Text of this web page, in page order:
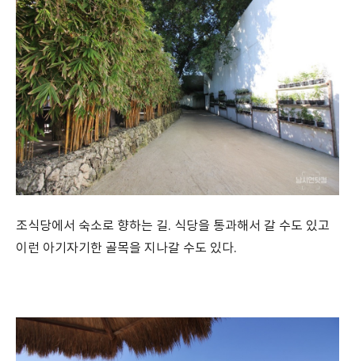
조식당에서 숙소로 향하는 길. 식당을 통과해서 갈 수도 있고
이런 아기자기한 골목을 지나갈 수도 있다.